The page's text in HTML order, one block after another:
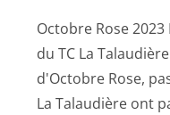
Octobre Rose
du TC La
d'Octobre Rose,
La Talaudière ont